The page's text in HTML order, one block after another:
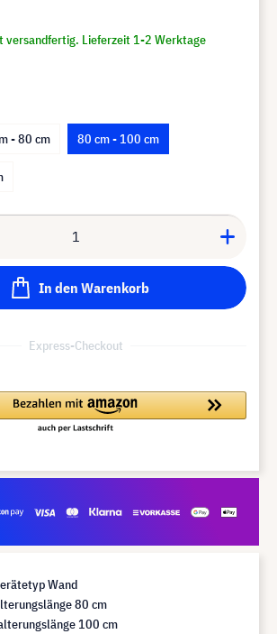
versandfertig. Lieferzeit 1-2 Werktage
- 80 cm 80 cm - 100 cm
In den Warenkorb
Express-Checkout
Wand
80 cm
100 cm